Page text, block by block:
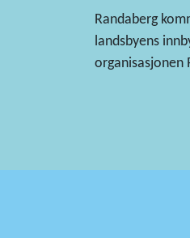
Randaberg
landsbyens
organisasjonen